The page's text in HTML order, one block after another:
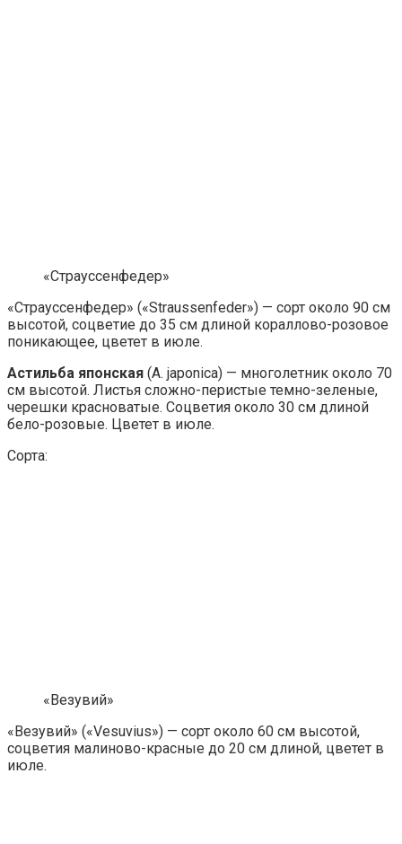
«Страуссенфедер»
«Страуссенфедер» («Straussenfeder») — сорт около 90 см
высотой, соцветие до 35 см длиной кораллово-розовое
поникающее, цветет в июле.
Астильба японская (A. japonica) — многолетник около 70
см высотой. Листья сложно-перистые темно-зеленые,
черешки красноватые. Соцветия около 30 см длиной
бело-розовые. Цветет в июле.
Сорта:
«Везувий»
«Везувий» («Vesuvius») — сорт около 60 см высотой,
соцветия малиново-красные до 20 см длиной, цветет в
июле.